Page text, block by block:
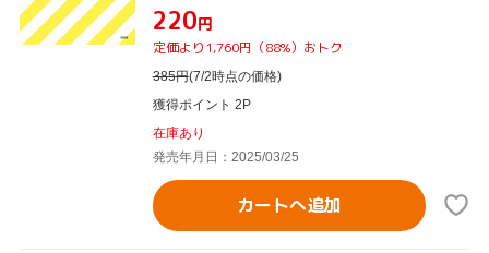
¥220円
定価より1,760円（88%）おトク
385円(7/2時点の価格)
獲得ポイント 2P
在庫あり
発売年月日：2025/03/25
カートへ追加